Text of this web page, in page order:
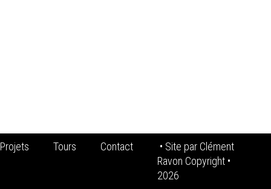
Projets Tours Contact • Site par Clément
Ravon Copyright •
2026